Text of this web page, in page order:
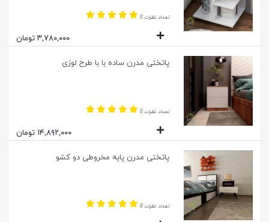
تعداد نظرات 0
۳,۷۸۰,۰۰۰ تومان
پاتختی مدرن ساده با با طرح لوزی
تعداد نظرات 0
۱۴,۸۹۲,۰۰۰ تومان
پاتختی مدرن پایه مخروطی دو کشو
تعداد نظرات 0